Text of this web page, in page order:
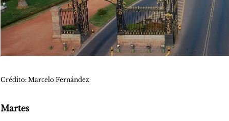
Crédito: Marcelo Fernández
Martes